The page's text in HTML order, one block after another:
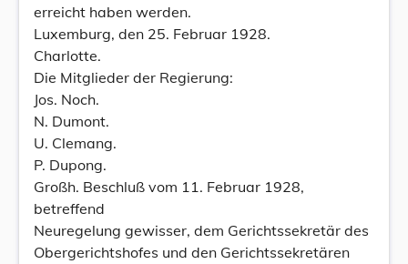
erreicht haben werden.
Luxemburg, den 25. Februar 1928.
Charlotte.
Die Mitglieder der Regierung:
Jos. Noch.
N. Dumont.
U. Clemang.
P. Dupong.
Großh. Beschluß vom 11. Februar 1928,
betreffend
Neuregelung gewisser, dem Gerichtssekretär des
Obergerichtshofes und den Gerichtssekretären